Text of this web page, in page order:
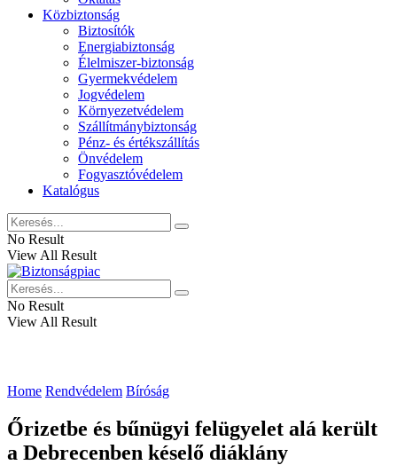
Közbiztonság
Biztosítók
Energiabiztonság
Élelmiszer-biztonság
Gyermekvédelem
Jogvédelem
Környezetvédelem
Szállítmánybiztonság
Pénz- és értékszállítás
Önvédelem
Fogyasztóvédelem
Katalógus
No Result
View All Result
No Result
View All Result
Home Rendvédelem Bíróság
Őrizetbe és bűnügyi felügyelet alá került
a Debrecenben késelő diáklány